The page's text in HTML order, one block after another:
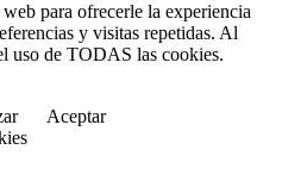
para ofrecerle la experiencia
y visitas repetidas. Al
uso de TODAS las cookies.
Aceptar